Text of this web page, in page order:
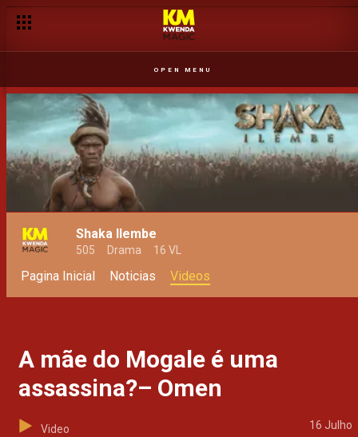
OPEN MENU
Shaka Ilembe
505 Drama 16 VL
Pagina Inicial Noticias Videos
A mãe do Mogale é uma
assassina?– Omen
Video 16 Julho
A Rufilde é quem manda! – Njila